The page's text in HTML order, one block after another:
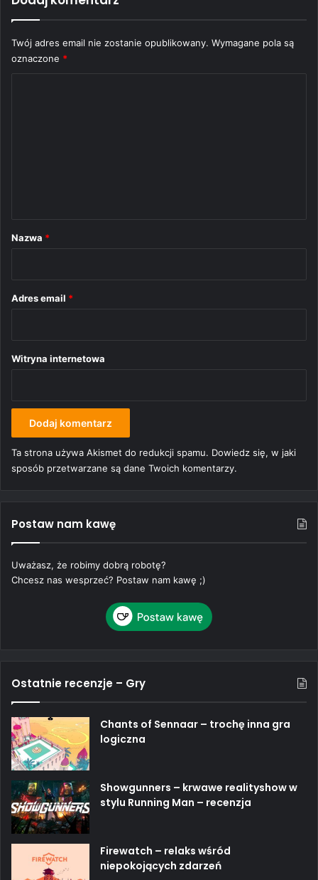
Twój adres email nie zostanie opublikowany. Wymagane pola są
oznaczone *
rNazwa *
Adres email *
Witryna internetowa
Ta strona używa Akismet do redukcji spamu. Dowiedz się, w jaki
sposób przetwarzane są dane Twoich komentarzy.
Postaw nam kawę
Uważasz, że robimy dobrą robotę?
Chcesz nas wesprzeć? Postaw nam kawę ;)
Ostatnie recenzje – Gry
Chants of Sennaar – trochę inna gra
logiczna
Showgunners – krwawe realityshow w
stylu Running Man – recenzja
Firewatch – relaks wśród
niepokojących zdarzeń